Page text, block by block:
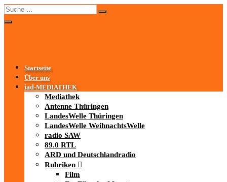
Startseite
Über uns
iad-MEDIATHEK
Mediathek
Antenne Thüringen
LandesWelle Thüringen
LandesWelle WeihnachtsWelle
radio SAW
89.0 RTL
ARD und Deutschlandradio
Rubriken
Film